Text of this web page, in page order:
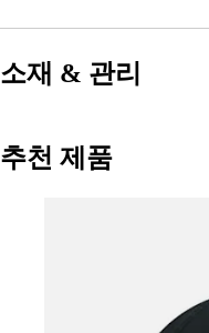
소재 & 관리
추천 제품